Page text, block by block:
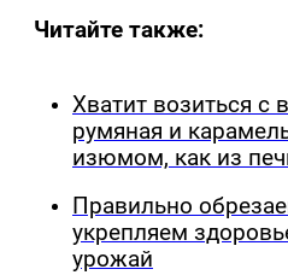
Читайте также:
Хватит возиться с
румяная и
изюмом, как из
Правильно
укрепляем
урожай